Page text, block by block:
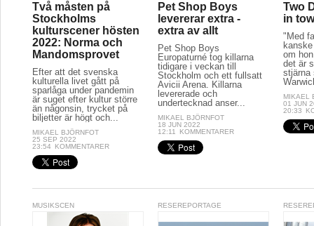
Två måsten på
Stockholms
kulturscener hösten
2022: Norma och
Mandomsprovet
Efter att det svenska
kulturella livet gått på
sparlåga under pandemin
är suget efter kultur större
än någonsin, trycket på
biljetter är högt och...
MIKAEL BJÖRNFOT
25 SEP 2022
23:54
KOMMENTARER
Pet Shop Boys
levererar extra -
extra av allt
Pet Shop Boys
Europaturné tog killarna
tidigare i veckan till
Stockholm och ett fullsatt
Avicii Arena. Killarna
levererade och
undertecknad anser...
MIKAEL BJÖRNFOT
18 JUN 2022
12:11
KOMMENTARER
Two
in
"Med
om
det är
stjärna
MIKAEL
01 JUN
20:33
MUSIKSCEN RESEREPORTAGE